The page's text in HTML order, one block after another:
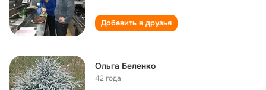
Добавить в друзья
Ольга Беленко
42 года